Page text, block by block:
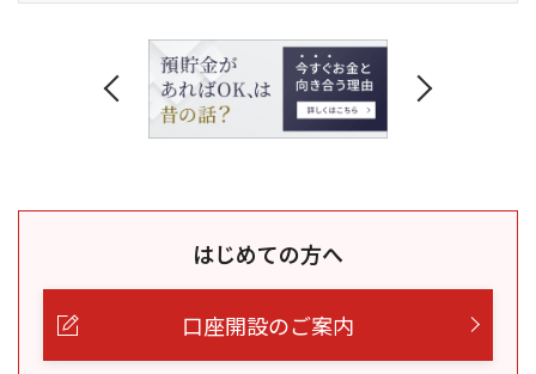
はじめての方へ
口座開設のご案内